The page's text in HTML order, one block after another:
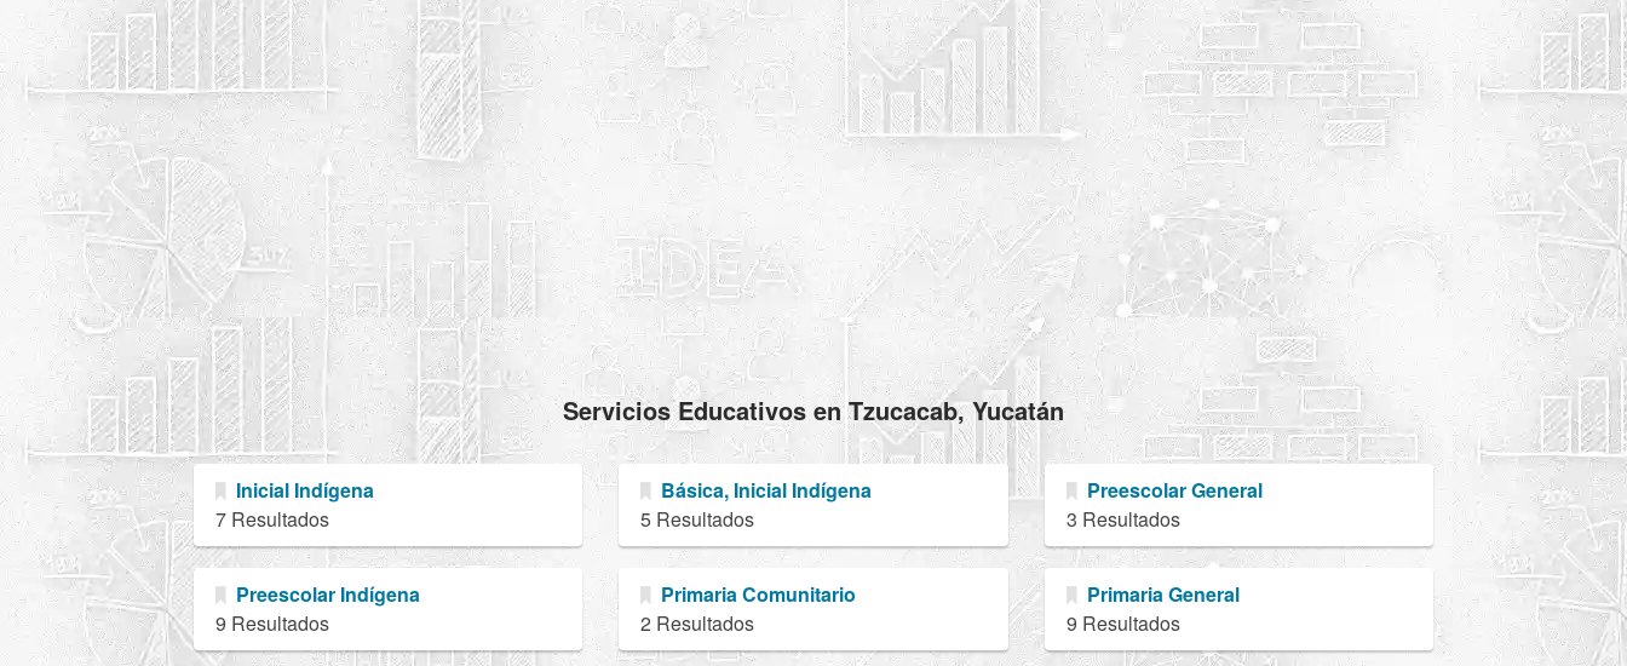
Servicios Educativos en Tzucacab, Yucatán
Inicial Indígena
7 Resultados
Básica, Inicial Indígena
5 Resultados
Preescolar General
3 Resultados
Preescolar Indígena
9 Resultados
Primaria Comunitario
2 Resultados
Primaria General
9 Resultados